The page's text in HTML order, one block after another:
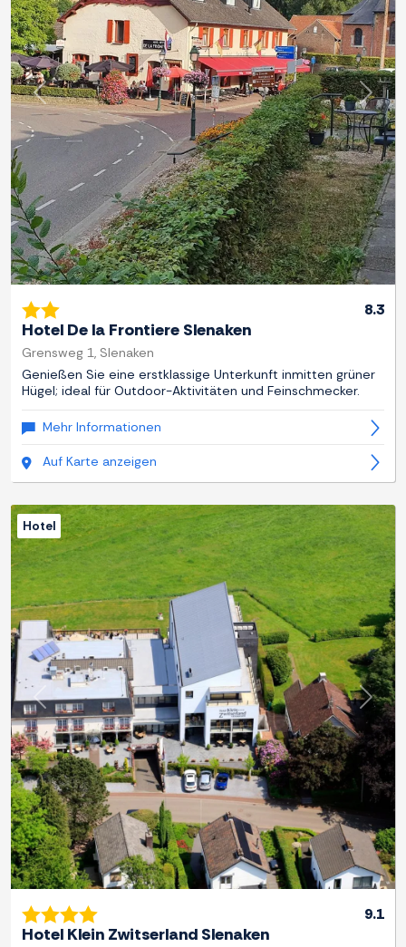
Zurück
8.3
Hotel De la Frontiere Slenaken
Grensweg 1, Slenaken
Genießen Sie eine erstklassige Unterkunft inmitten grüner
Hügel; ideal für Outdoor-Aktivitäten und Feinschmecker.
Mehr Informationen
Auf Karte anzeigen
Zurück
Hotel
9.1
Hotel Klein Zwitserland Slenaken